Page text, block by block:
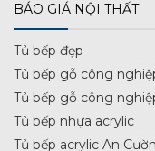
BÁO GIÁ NỘI THẤT
Tủ bếp đẹp
Tủ bếp gỗ công
Tủ bếp gỗ công
Tủ bếp nhựa acrylic
Tủ bếp acrylic An